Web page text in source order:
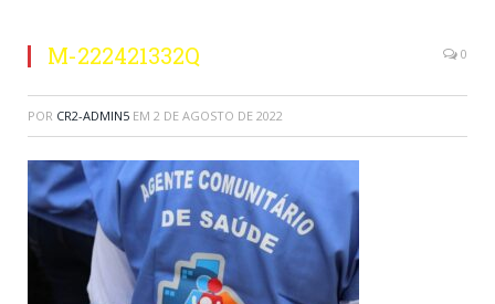
M-222421332Q 0
POR CR2-ADMIN5 EM 2 DE AGOSTO DE 2022